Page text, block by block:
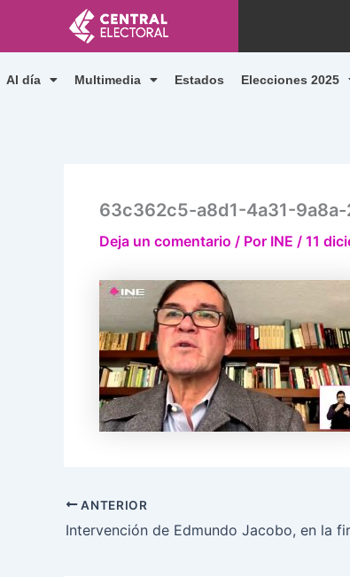
contenido
Al día Multimedia Estados Elecciones 2025
63c362c5-a8d1-4a31-
Deja un comentario / Por INE / 11
ANTERIOR